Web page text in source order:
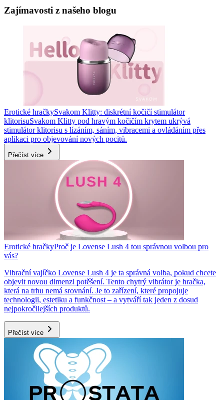
Zajímavosti z našeho blogu
Erotické hračkySvakom Klitty: diskrétní kočičí stimulátor
klitorisuSvakom Klitty pod hravým kočičím krytem ukrývá
stimulátor klitorisu s lízáním, sáním, vibracemi a ovládáním přes
aplikaci pro objevování nových pocitů.
Přečíst více
Erotické hračkyProč je Lovense Lush 4 tou správnou volbou pro
vás?
Vibrační vajíčko Lovense Lush 4 je ta správná volba, pokud chcete
objevit novou dimenzi potěšení. Tento chytrý vibrátor je hračka,
která na trhu nemá srovnání. Je to zařízení, které propojuje
technologii, estetiku a funkčnost – a vytváří tak jeden z dosud
nejpokročilejších produktů.
Přečíst více